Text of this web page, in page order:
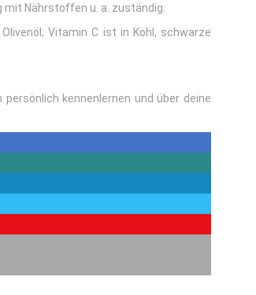
mit Nährstoffen u. a. zuständig.
Vitamin C ist in Kohl, schwarze
kennenlernen und über deine